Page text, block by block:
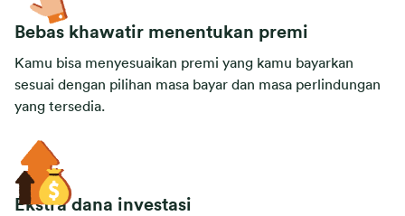
Bebas khawatir menentukan premi
Kamu bisa menyesuaikan premi yang kamu bayarkan
sesuai dengan pilihan masa bayar dan masa perlindungan
yang tersedia.
Ekstra dana investasi